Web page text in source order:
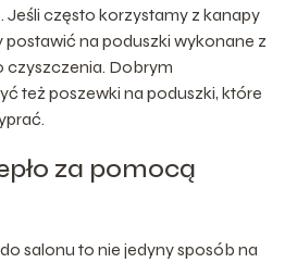
często korzystamy z kanapy
na poduszki wykonane z
czyszczenia. Dobrym
też poszewki na poduszki, które
za pomocą
salonu to nie jedyny sposób na